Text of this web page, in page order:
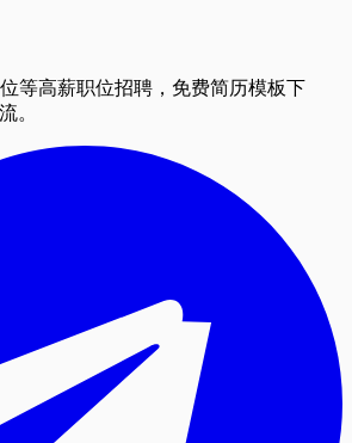
等高薪职位招聘，免费简历模板下
。